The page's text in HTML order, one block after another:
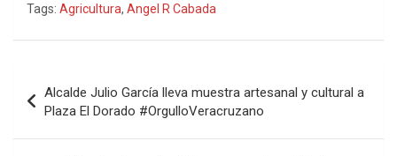
Tags: Agricultura, Angel R Cabada
de
entradas
Alcalde Julio García lleva muestra artesanal y cultural a
Plaza El Dorado #OrgulloVeracruzano